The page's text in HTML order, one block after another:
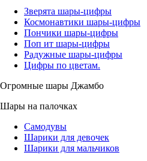
Зверята шары-цифры
Космонавтики шары-цифры
Пончики шары-цифры
Поп ит шары-цифры
Радужные шары-цифры
Цифры по цветам.
Огромные шары Джамбо
Шары на палочках
Самодувы
Шарики для девочек
Шарики для мальчиков